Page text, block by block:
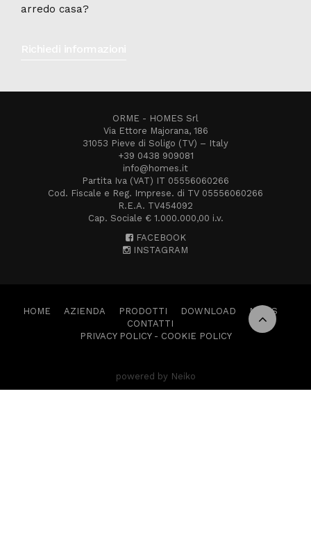
arredo casa?
ORME - HOMES Srl
Via Ettore Majorana, 186
31053 Pieve di Soligo (TV) – Italy
+39 0438 909081
info@homes.it
Partita Iva (VAT) IT 05556060266
Cod. Fiscale e Reg. Imprese. di TV 05556060266
R.E.A. TV454092
Cap. Sociale € 1.000.000,00 i.v.
FACEBOOK
INSTAGRAM
HOME AZIENDA PRODOTTI DOWNLOAD
NEWS
CONTATTI
PRIVACY POLICY- COOKIE POLICY
powered by Neiko